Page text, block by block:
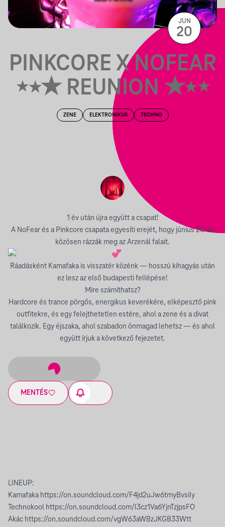
PINKCORE X NOFEAR
⋆⭒★ REUNION ★⭒⋆
ZENE ELEKTRONIKUS TECHNO
1 év után újra együtt a csapat!
A NoFear és a Pinkcore csapata egyesíti erejét, hogy június 20-án
közösen rázzák meg az Arzenál falait.
Ráadásként Kamafaka is visszatér közénk — hosszú kihagyás után
ez lesz az első budapesti fellépése!
Mire számíthatsz?
Hardcore és trance pörgős, energikus keverékére, elképesztő pink
outfitekre, és egy felejthetetlen estére, ahol a zene és a divat
találkozik. Egy éjszaka, ahol szabadon önmagad lehetsz — és ahol
együtt írjuk a következő fejezetet.
MENTÉS
JUN
20
LINEUP:
Kamafaka https://on.soundcloud.com/F4jd2uJw6tmyBvsiIy
Technokool https://on.soundcloud.com/l3cz1Va6YjnTzjpsFO
Akác https://on.soundcloud.com/vgW63aWBzJKGB33Wtt